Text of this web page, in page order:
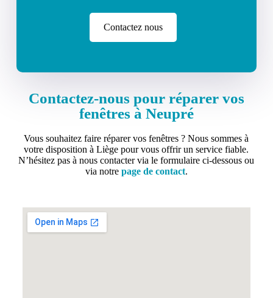
Contactez nous
Contactez-nous pour réparer vos
fenêtres à Neupré
Vous souhaitez faire réparer vos fenêtres ? Nous sommes à
votre disposition à Liège pour vous offrir un service fiable.
N’hésitez pas à nous contacter via le formulaire ci-dessous ou
via notre page de contact.